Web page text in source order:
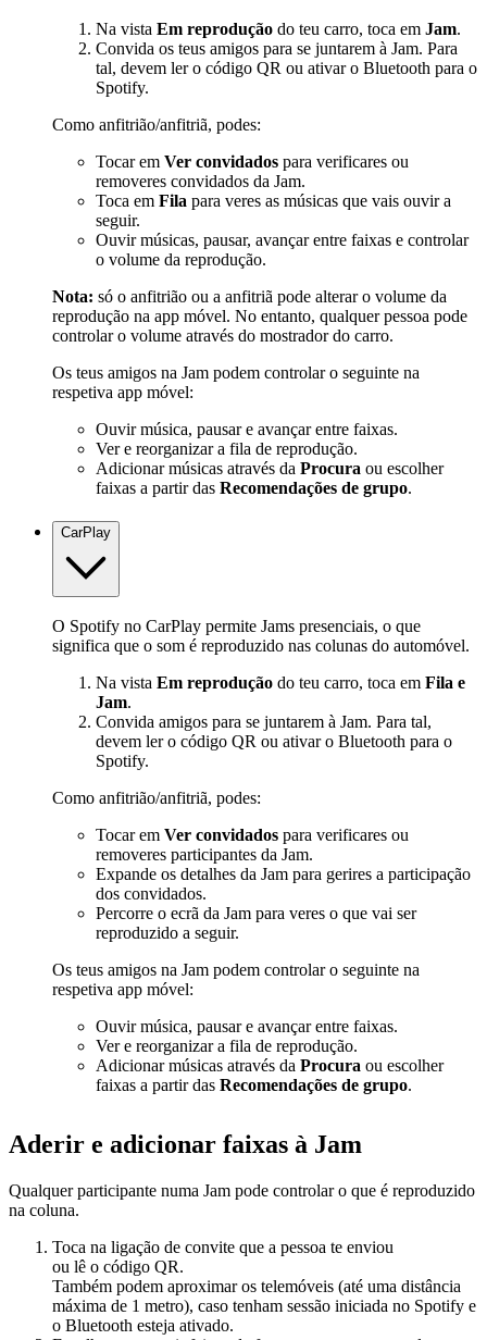
Na vista Em reprodução do teu carro, toca em Jam.
Convida os teus amigos para se juntarem à Jam. Para
tal, devem ler o código QR ou ativar o Bluetooth para o
Spotify.
Como anfitrião/anfitriã, podes:
Tocar em Ver convidados para verificares ou
removeres convidados da Jam.
Toca em Fila para veres as músicas que vais ouvir a
seguir.
Ouvir músicas, pausar, avançar entre faixas e controlar
o volume da reprodução.
Nota: só o anfitrião ou a anfitriã pode alterar o volume da
reprodução na app móvel. No entanto, qualquer pessoa pode
controlar o volume através do mostrador do carro.
Os teus amigos na Jam podem controlar o seguinte na
respetiva app móvel:
Ouvir música, pausar e avançar entre faixas.
Ver e reorganizar a fila de reprodução.
Adicionar músicas através da Procura ou escolher
faixas a partir das Recomendações de grupo.
CarPlay
O Spotify no CarPlay permite Jams presenciais, o que
significa que o som é reproduzido nas colunas do automóvel.
Na vista Em reprodução do teu carro, toca em Fila e
Jam.
Convida amigos para se juntarem à Jam. Para tal,
devem ler o código QR ou ativar o Bluetooth para o
Spotify.
Como anfitrião/anfitriã, podes:
Tocar em Ver convidados para verificares ou
removeres participantes da Jam.
Expande os detalhes da Jam para gerires a participação
dos convidados.
Percorre o ecrã da Jam para veres o que vai ser
reproduzido a seguir.
Os teus amigos na Jam podem controlar o seguinte na
respetiva app móvel:
Ouvir música, pausar e avançar entre faixas.
Ver e reorganizar a fila de reprodução.
Adicionar músicas através da Procura ou escolher
faixas a partir das Recomendações de grupo.
Aderir e adicionar faixas à Jam
Qualquer participante numa Jam pode controlar o que é reproduzido
na coluna.
Toca na ligação de convite que a pessoa te enviou
ou lê o código QR.
Também podem aproximar os telemóveis (até uma distância
máxima de 1 metro), caso tenham sessão iniciada no Spotify e
o Bluetooth esteja ativado.